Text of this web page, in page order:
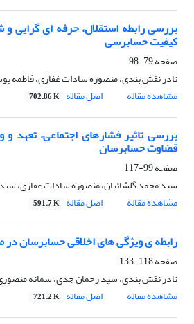
بررسی رابطه استقلال، حرفه ای گرایی
کیفیت حسابرسی
صفحه79-98
نادر نقش بندی، منصوره سادات غفاری، فاطمه
مشاهده مقاله
اصل مقاله 702.86 K
بررسی تاثیر فشارهای اجتماعی، تعهد
قضاوت حسابرسان
صفحه99-117
سید محمد گلشائیان، منصوره سادات غفاری،
مشاهده مقاله
اصل مقاله 591.7 K
رابطه ی ویژگی های اخلاقی حسابرسان
صفحه118-133
نادر نقش بندی، سید رحمان جدی، سمانه
مشاهده مقاله
اصل مقاله 721.2 K